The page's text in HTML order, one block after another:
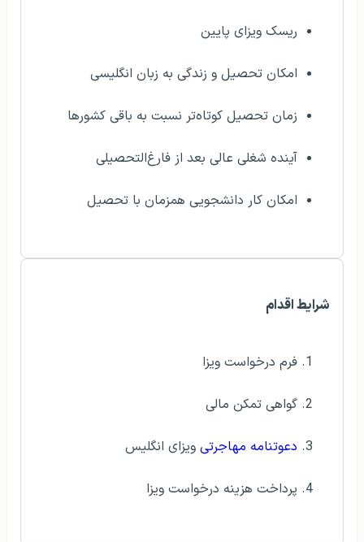
ریسک ویزای پایین
امکان تحصیل و زندگی به زبان انگلیسی
زمان تحصیل کوتاه‌تر نسبت به باقی کشورها
آینده شغلی عالی بعد از فارغ‌التحصیلی
امکان کار دانشجویی همزمان با تحصیل
شرایط اقدام
فرم درخواست ویزا
گواهی تمکن مالی
دعوتنامه مهاجرتی ویزای انگلیس
پرداخت هزینه درخواست ویزا